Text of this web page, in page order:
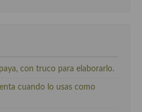
con truco para elaborarlo.
cuando lo usas como